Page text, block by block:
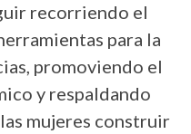
recorriendo el
para la
promoviendo el
y respaldando
mujeres construir